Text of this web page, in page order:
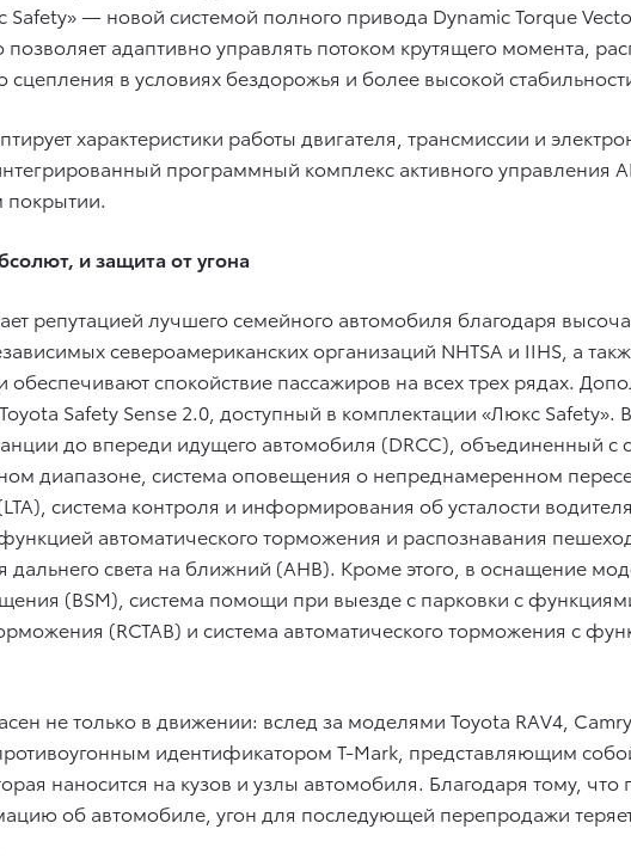
Safety» — новой системой полного привода Dynamic Torque
адаптивно управлять потоком крутящего момента,
сцепления в условиях бездорожья и более высокой
характеристики работы двигателя, трансмиссии и
программный комплекс активного управления
покрытии.
и защита от угона
репутацией лучшего семейного автомобиля благодаря
североамериканских организаций NHTSA и IIHS, а
спокойствие пассажиров на всех трех рядах.
Safety Sense 2.0, доступный в комплектации «Люкс
до впереди идущего автомобиля (DRCC), объединенный с
диапазоне, cистема оповещения о непреднамеренном
система контроля и информирования об усталости
автоматического торможения и распознавания
дальнего света на ближний (AHB). Кроме этого, в оснащение
(BSM), система помощи при выезде с парковки с
(RCTAB) и система автоматического торможения с
не только в движении: вслед за моделями Toyota RAV4,
идентификатором T-Mark, представляющим
наносится на кузов и узлы автомобиля. Благодаря тому,
об автомобиле, угон для последующей перепродажи